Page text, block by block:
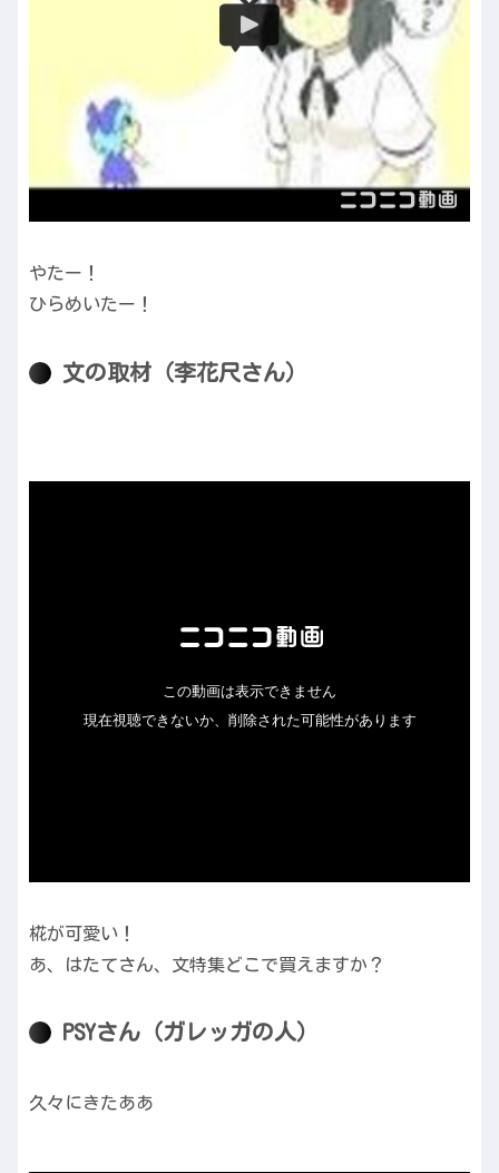
やたー！
ひらめいたー！
文の取材（李花尺さん）
椛が可愛い！
あ、はたてさん、文特集どこで買えますか？
PSYさん（ガレッガの人）
久々にきたああ